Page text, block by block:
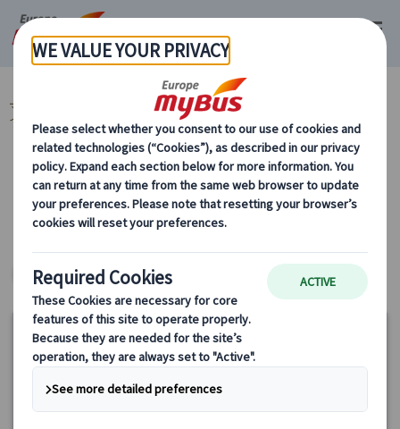
マイバス・ヨーロッパ スペイン (54) バルセロナ (29)
イベート観光 (14)
カテゴリーから探す
スペイン プライベート観光
ヨーロッパ・プライベートツアー